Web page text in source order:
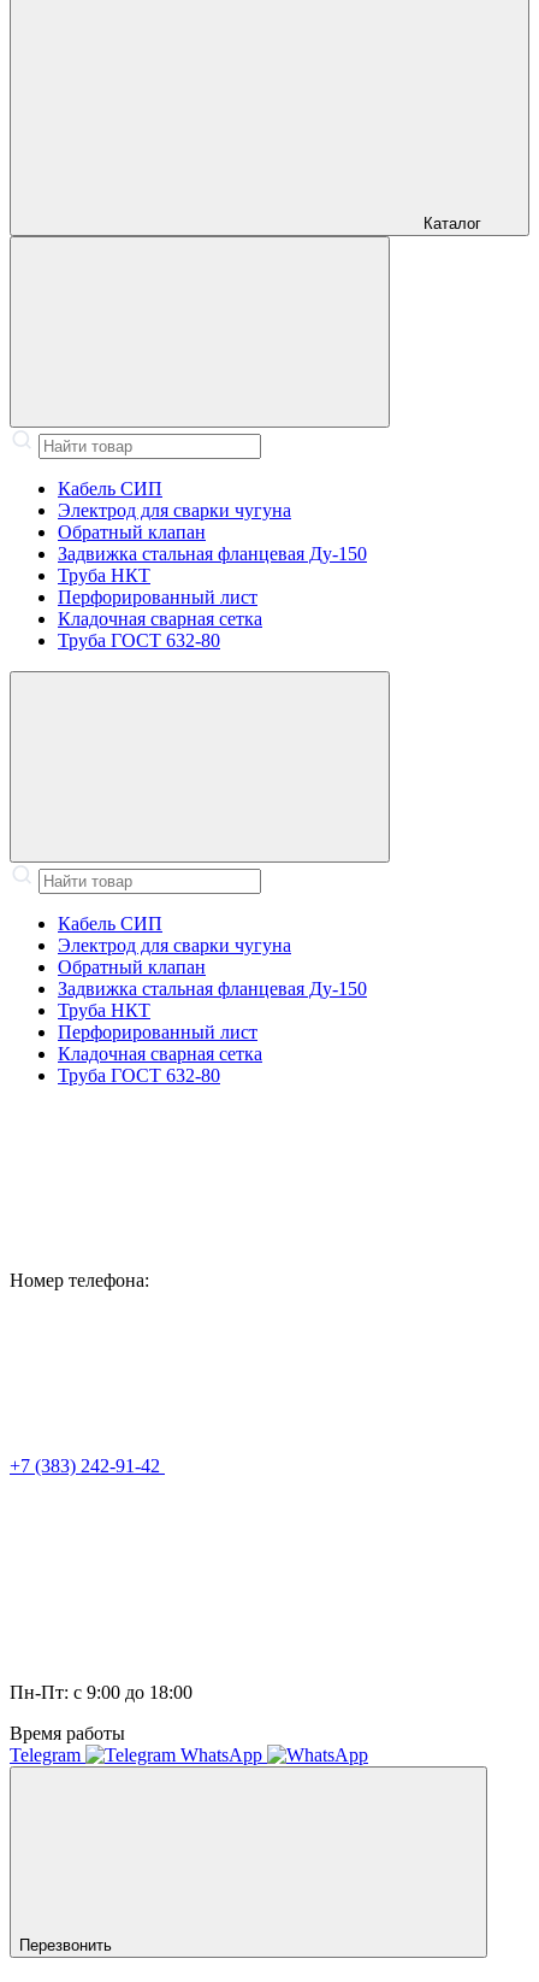
Каталог
Кабель СИП
Электрод для сварки чугуна
Обратный клапан
Задвижка стальная фланцевая Ду-150
Труба НКТ
Перфорированный лист
Кладочная сварная сетка
Труба ГОСТ 632-80
Кабель СИП
Электрод для сварки чугуна
Обратный клапан
Задвижка стальная фланцевая Ду-150
Труба НКТ
Перфорированный лист
Кладочная сварная сетка
Труба ГОСТ 632-80
Номер телефона:
+7 (383) 242-91-42
Пн-Пт: с 9:00 до 18:00
Время работы
Telegram
WhatsApp
Перезвонить